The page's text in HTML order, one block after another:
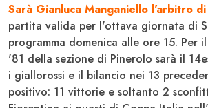
Sarà Gianluca Manganiello l'arbitro di
partita valida per l'ottava giornata di
programma domenica alle ore 15. Per
'81 della sezione di Pinerolo sarà il
i giallorossi e il bilancio nei 13
positivo: 11 vittorie e soltanto 2